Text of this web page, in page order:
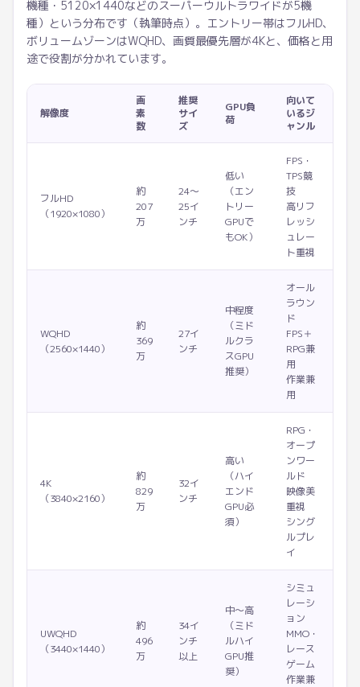
機種・5120×1440などのスーパーウルトラワイドが5機
種）という分布です（執筆時点）。エントリー帯はフルHD、
ボリュームゾーンはWQHD、画質最優先層が4Kと、価格と用
途で役割が分かれています。
解像度
画
素
数
推奨
サイ
ズ
GPU負
荷
向いて
いるジ
ャンル
フルHD
（1920×1080）
約
207
万
24〜
25イ
ンチ
低い
（エン
トリー
GPUで
もOK）
FPS・
TPS競
技
高リフ
レッシ
ュレー
ト重視
WQHD
（2560×1440）
約
369
万
27イ
ンチ
中程度
（ミド
ルクラ
スGPU
推奨）
オール
ラウン
ド
FPS＋
RPG兼
用
作業兼
用
4K
（3840×2160）
約
829
万
32イ
ンチ
高い
（ハイ
エンド
GPU必
須）
RPG・
オープ
ンワー
ルド
映像美
重視
シング
ルプレ
イ
UWQHD
（3440×1440）
約
496
万
34イ
ンチ
以上
中〜高
（ミド
ルハイ
GPU推
奨）
シミュ
レーシ
ョン
MMO・
レース
ゲーム
作業兼